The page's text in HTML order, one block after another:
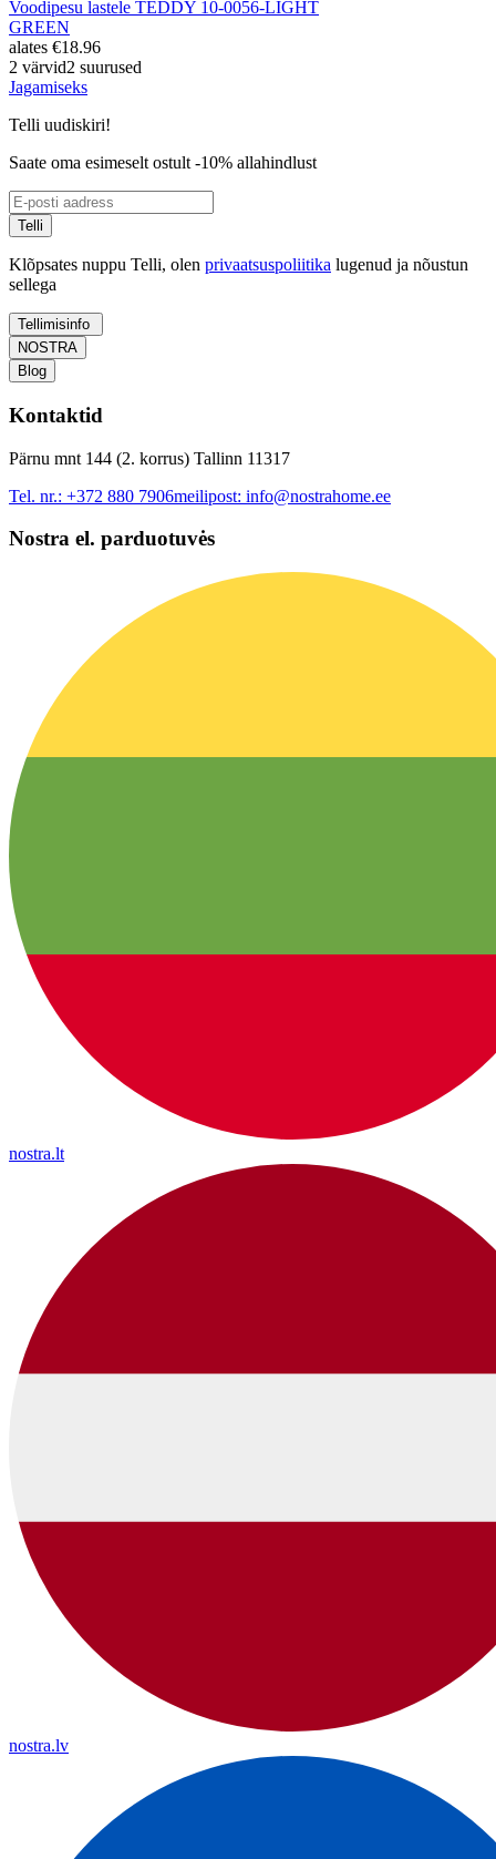
Voodipesu lastele TEDDY 10-0056-LIGHT
GREEN
alates €18.96
2 värvid2 suurused
Jagamiseks
Telli uudiskiri!
Saate oma esimeselt ostult -10% allahindlust
Telli
Klõpsates nuppu Telli, olen privaatsuspoliitika lugenud ja nõustun
sellega
Tellimisinfo
NOSTRA
Blog
Kontaktid
Pärnu mnt 144 (2. korrus) Tallinn 11317
Tel. nr.: +372 880 7906meilipost: info@nostrahome.ee
Nostra el. parduotuvės
nostra.lt
nostra.lv